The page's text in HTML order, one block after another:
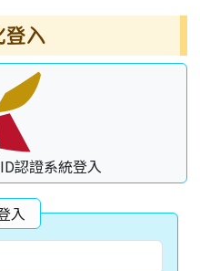
登入
認證系統登入
入